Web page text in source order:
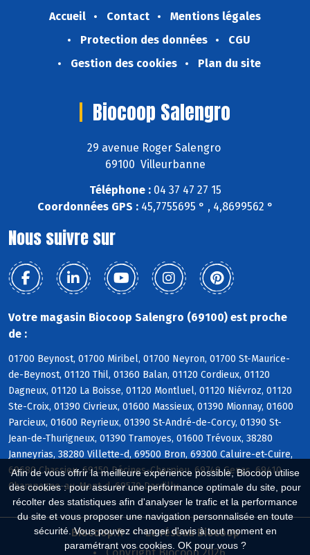
Afin de vous offrir la meilleure expérience possible, Biocoop utilise
des cookies : pour assurer une performance optimale du site, pour
récolter des statistiques afin d'analyser le trafic et la performance
du site et vous proposer une navigation personnalisée en toute
sécurité. Vous pouvez changer d'avis à tout moment en
paramétrant vos cookies. OK pour vous ?
Accueil Contact
Mentions légales
Protection des données
CGU
Gestion des cookies
Plan du site
Biocoop Salengro
29 avenue Roger Salengro
69100 Villeurbanne
Téléphone :04 37 47 27 15
Coordonnées GPS :45,7755695 ° , 4,8699562 °
Nous suivre sur
Votre magasin Biocoop Salengro (69100) est proche
de :
01700 Beynost, 01700 Miribel, 01700 Neyron, 01700 St-Maurice-
de-Beynost, 01120 Thil, 01360 Balan, 01120 Cordieux, 01120
Dagneux, 01120 La Boisse, 01120 Montluel, 01120 Niévroz, 01120
Ste-Croix, 01390 Civrieux, 01600 Massieux, 01390 Mionnay, 01600
Parcieux, 01600 Reyrieux, 01390 St-André-de-Corcy, 01390 St-
Jean-de-Thurigneux, 01390 Tramoyes, 01600 Trévoux, 38280
Janneyrias, 38280 Villette-d, 69500 Bron, 69300 Caluire-et-Cuire,
69680 Chassieu, 69150 Décines-Charpieu, 69740 Genas, 69410
Champagne-au-Mont-d, 69570 Dardilly
Biocoop.fr
Le réseau Biocoop